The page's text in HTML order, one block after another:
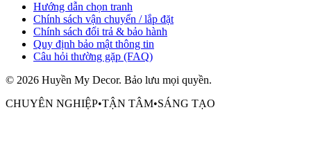
Hướng dẫn chọn tranh
Chính sách vận chuyển / lắp đặt
Chính sách đổi trả & bảo hành
Quy định bảo mật thông tin
Câu hỏi thường gặp (FAQ)
© 2026 Huyền My Decor. Bảo lưu mọi quyền.
CHUYÊN NGHIỆP•TẬN TÂM•SÁNG TẠO